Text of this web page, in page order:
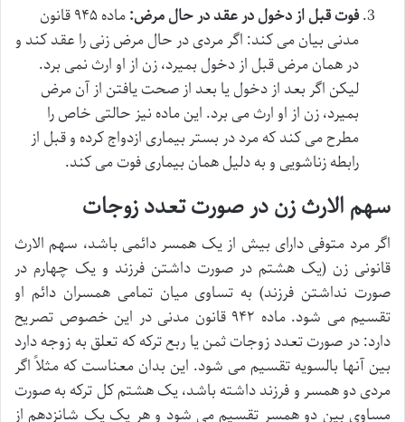
فوت قبل از دخول در عقد در حال مرض:
ماده ۹۴۵ قانون
مدنی بیان می کند: اگر مردی در حال مرض زنی را عقد کند و
در همان مرض قبل از دخول بمیرد، زن از او ارث نمی برد.
لیکن اگر بعد از دخول یا بعد از صحت یافتن از آن مرض
بمیرد، زن از او ارث می برد. این ماده نیز حالتی خاص را
مطرح می کند که مرد در بستر بیماری ازدواج کرده و قبل از
رابطه زناشویی و به دلیل همان بیماری فوت می کند.
سهم الارث زن در صورت تعدد زوجات
اگر مرد متوفی دارای بیش از یک همسر دائمی باشد، سهم الارث
قانونی زن (یک هشتم در صورت داشتن فرزند و یک چهارم در
صورت نداشتن فرزند) به تساوی میان تمامی همسران دائم او
تقسیم می شود. ماده ۹۴۲ قانون مدنی در این خصوص تصریح
دارد: در صورت تعدد زوجات ثمن یا ربع ترکه که تعلق به زوجه دارد
بین آنها بالسویه تقسیم می شود. این بدان معناست که مثلاً اگر
مردی دو همسر و فرزند داشته باشد، یک هشتم کل ترکه به صورت
مساوی بین دو همسر تقسیم می شود و هر یک یک شانزدهم از